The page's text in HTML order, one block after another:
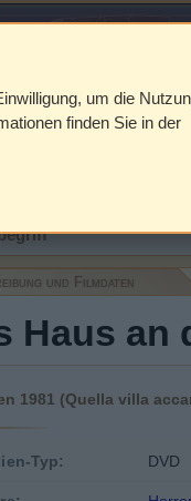
Cover
und Filmdaten
Haus an
1981 (Quella villa
Typ: DVD
um die
finden Sie in der